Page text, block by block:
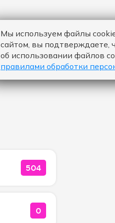
КОЛИЧЕСТВО ЛАЙКОВ
504
КОЛИЧЕСТВО
0
Мы используем файлы
сайтом, вы
об использовании файлов
правилами обработки